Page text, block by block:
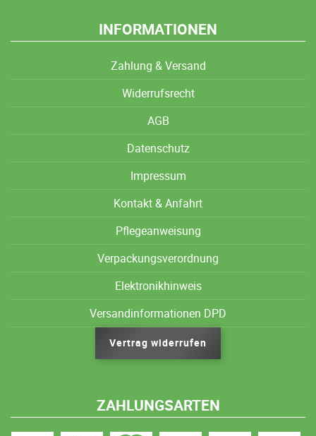
INFORMATIONEN
Zahlung & Versand
Widerrufsrecht
AGB
Datenschutz
Impressum
Kontakt & Anfahrt
Pflegeanweisung
Verpackungsverordnung
Elektronikhinweis
Versandinformationen DPD
Vertrag widerrufen
ZAHLUNGSARTEN